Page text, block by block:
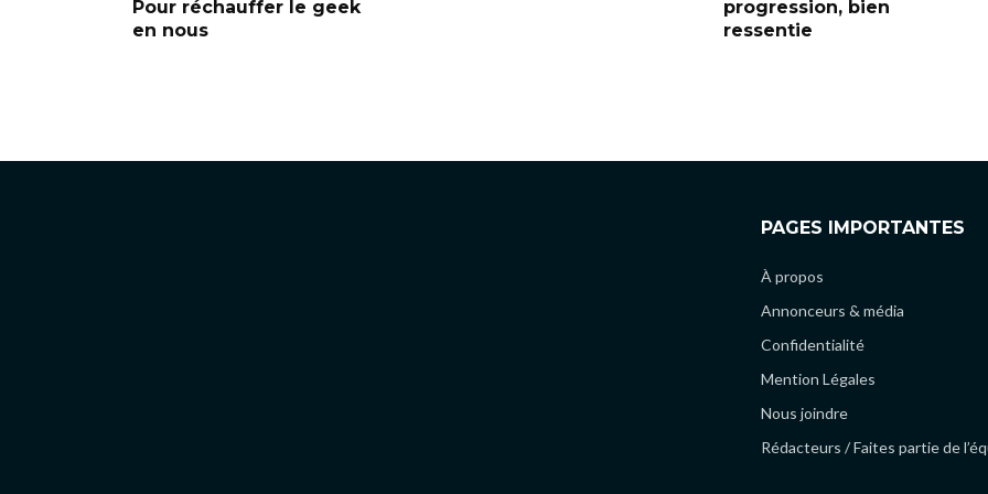
Pour réchauffer le geek
en nous
progression, bien
ressentie
PAGES IMPORTANTES
À propos
Annonceurs & média
Confidentialité
Mention Légales
Nous joindre
Rédacteurs / Faites partie de